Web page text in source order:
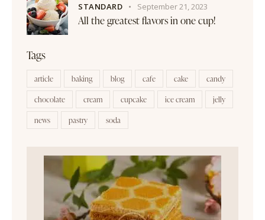
STANDARD September 21, 2023
All the greatest flavors in one cup!
Tags
article baking blog cafe cake
candy
chocolate
cream cupcake ice cream
jelly
news
pastry soda